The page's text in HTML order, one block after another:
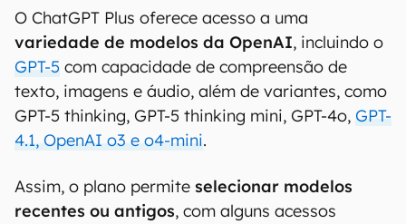
O ChatGPT Plus oferece acesso a uma
variedade de modelos da OpenAI, incluindo o
GPT-5 com capacidade de compreensão de
texto, imagens e áudio, além de variantes, como
GPT-5 thinking, GPT-5 thinking mini, GPT-4o, GPT-
4.1, OpenAI o3 e o4-mini.
Assim, o plano permite selecionar modelos
recentes ou antigos, com alguns acessos